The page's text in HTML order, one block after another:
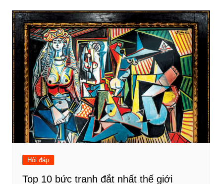
Hỏi đáp
Top 10 bức tranh đắt nhất thế giới